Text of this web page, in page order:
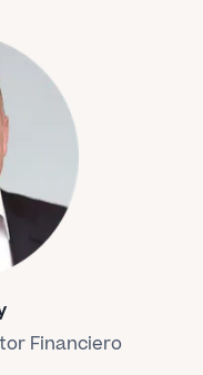
Financiero